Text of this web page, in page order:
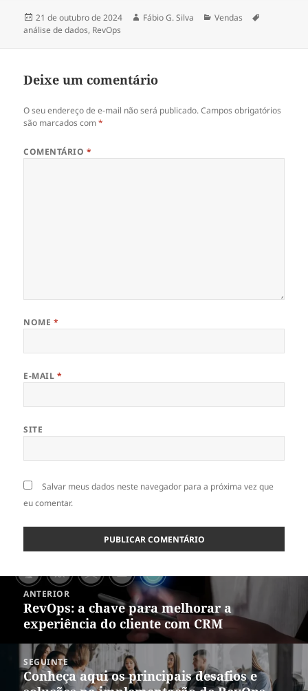
Publicado
em
21 de outubro de 2024 Autor
Fábio G. Silva Categorias
Vendas
análise de dados, RevOps
Deixe um comentário
O seu endereço de e-mail não será publicado. Campos obrigatórios
são marcados com*
COMENTÁRIO *
NOME *
E-MAIL *
SITE
Salvar meus dados neste navegador para a próxima vez que
eu comentar.
Navegação
ANTERIOR
Post
anterior:
RevOps: a chave para melhorar a
experiência do cliente com CRM
SEGUINTE
Próximo
Conheça aqui os principais desafios e